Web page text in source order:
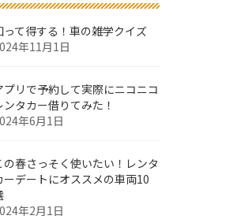
って得する！車の雑学クイズ
年11月1日
プリで予約して実際にニコニコ
ンタカー借りてみた！
年6月1日
の春さっそく使いたい！レンタ
ーデートにオススメの車両10
年2月1日